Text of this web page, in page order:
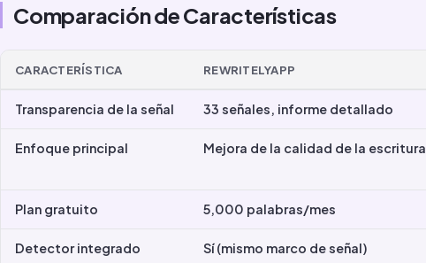
Comparación de Características
CARACTERÍSTICA REWRITELYAPP
Transparencia de la señal 33 señales, informe detallado
Enfoque principal Mejora de la calidad de la escritura
Plan gratuito 5,000 palabras/mes
Detector integrado Sí (mismo marco de señal)